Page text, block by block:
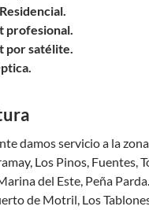
profesional.
por satélite.
damos servicio a la
Los Pinos, Fuentes,
del Este, Peña
de Motril, Los